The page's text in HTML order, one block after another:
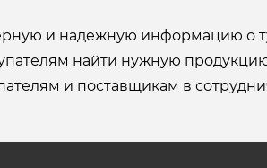
и надежную информацию о
найти нужную
и поставщикам в